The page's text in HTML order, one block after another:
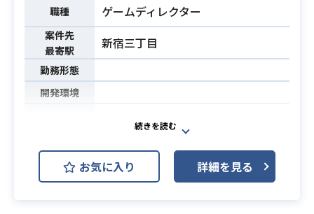
職種 ゲームディレクター
案件先
最寄駅
新宿三丁目
勤務形態
開発環境
ゲームやCG制作を担うクリエーター
が効率よく業務ができるよう、下記
の業務を行います。
【案件詳細】
お気に入り 詳細を見る